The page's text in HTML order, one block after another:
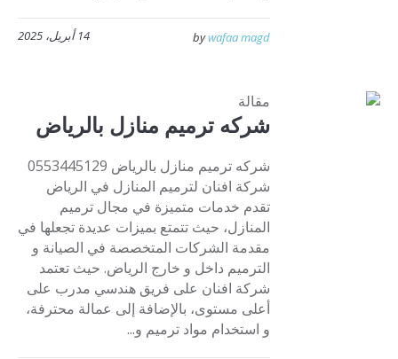
14 أبريل، 2025 bywafaa magd
مقالة
شركه ترميم منازل بالرياض
شركه ترميم منازل بالرياض 0553445129
شركة افنان لترميم المنازل في الرياض
تقدم خدمات متميزة في مجال ترميم
المنازل، حيث تتمتع بميزات عديدة تجعلها في
مقدمة الشركات المتخصصة في الصيانة و
الترميم داخل و خارج الرياض. حيث تعتمد
شركة افنان على فريق هندسي مدرب على
أعلى مستوى، بالإضافة إلى عمالة محترفة،
و استخدام مواد ترميم و...